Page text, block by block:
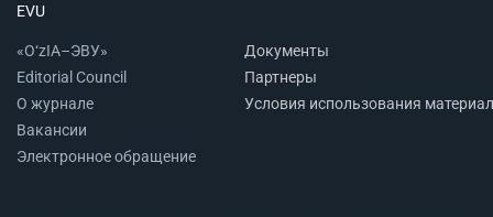
EVU
«O‘zIA–ЭВУ»
Editorial Council
О журнале
Вакансии
Электронное обращение
Документы
Партнеры
Условия использования